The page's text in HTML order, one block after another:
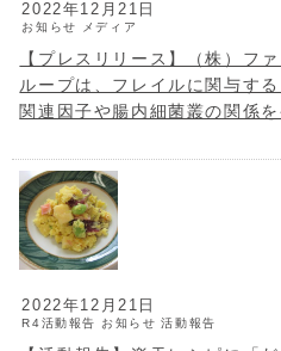
2022年12月21日
お知らせ メディア
【プレスリリース】（株）フ
ループは、フレイルに関与す
関連因子や腸内細菌叢の関係を
2022年12月21日
R4活動報告 お知らせ 活動報告